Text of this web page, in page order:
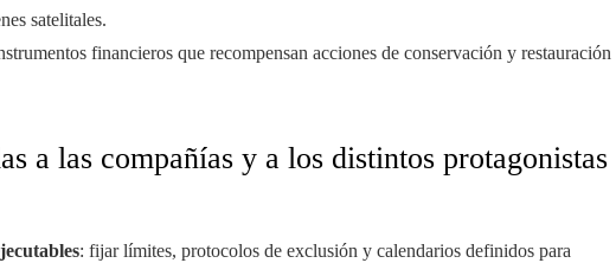
satelitales.
financieros que recompensan acciones de conservación y restauración
a las compañías y a los distintos protagonistas
: fijar límites, protocolos de exclusión y calendarios definidos para